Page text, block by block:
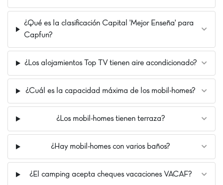
¿Qué es la clasificación Capital 'Mejor Enseña' para
Capfun?
¿Los alojamientos Top TV tienen aire acondicionado?
¿Cuál es la capacidad máxima de los mobil-homes?
¿Los mobil-homes tienen terraza?
¿Hay mobil-homes con varios baños?
¿El camping acepta cheques vacaciones VACAF?